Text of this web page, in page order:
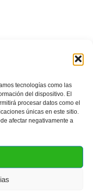
tecnologías como las
del dispositivo. El
procesar datos como el
únicas en este sitio.
afectar negativamente a